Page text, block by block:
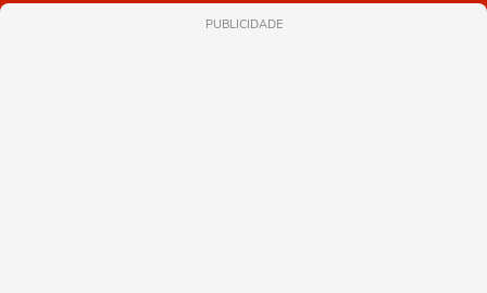
PUBLICIDADE